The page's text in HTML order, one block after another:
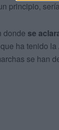
principio,
donde se
ha tenido
se han